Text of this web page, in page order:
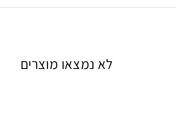
לא נמצאו מוצרים